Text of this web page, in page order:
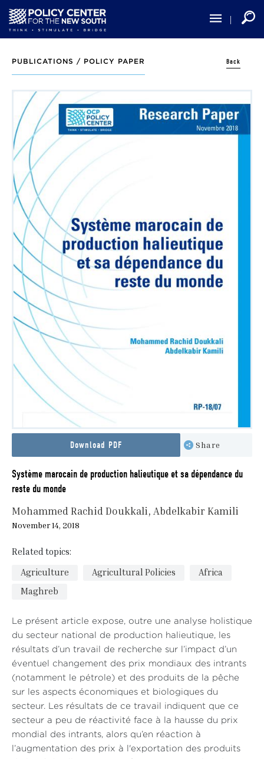
main
content
PUBLICATIONS / POLICY PAPER Back
Download PDF Share
Système marocain de production halieutique et sa dépendance du
reste du monde
Mohammed Rachid Doukkali Abdelkabir Kamili
November 14, 2018
Related topics:
Agriculture
Agricultural Policies
Africa
Maghreb
Le présent article expose, outre une analyse holistique
du secteur national de production halieutique, les
résultats d’un travail de recherche sur l’impact d’un
éventuel changement des prix mondiaux des intrants
(notamment le pétrole) et des produits de la pêche
sur les aspects économiques et biologiques du
secteur. Les résultats de ce travail indiquent que ce
secteur a peu de réactivité face à la hausse du prix
mondial des intrants, alors qu’en réaction à
l’augmentation des prix à l'exportation des produits